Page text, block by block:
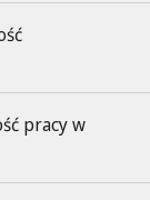
pracy w